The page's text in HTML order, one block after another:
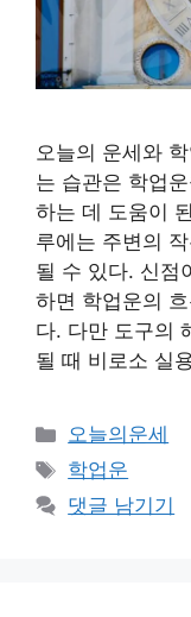
오늘의 운세와
는 습관은 학업
하는 데 도움이
루에는 주변의
될 수 있다. 신점
하면 학업운의
다. 다만 도구의
될 때 비로소 실
카
테
리
오늘의운세
태
그
학업운
댓글 남기기